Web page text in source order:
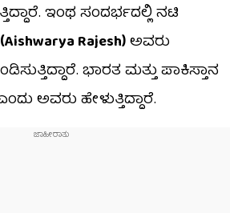
ಇಂಥ ಸಂದರ್ಭದಲ್ಲಿ ನಟಿ
Rajesh)ಅವರು
ಭಾರತ ಮತ್ತು ಪಾಕಿಸ್ತಾನ
ಅವರು ಹೇಳುತ್ತಿದ್ದಾರೆ.